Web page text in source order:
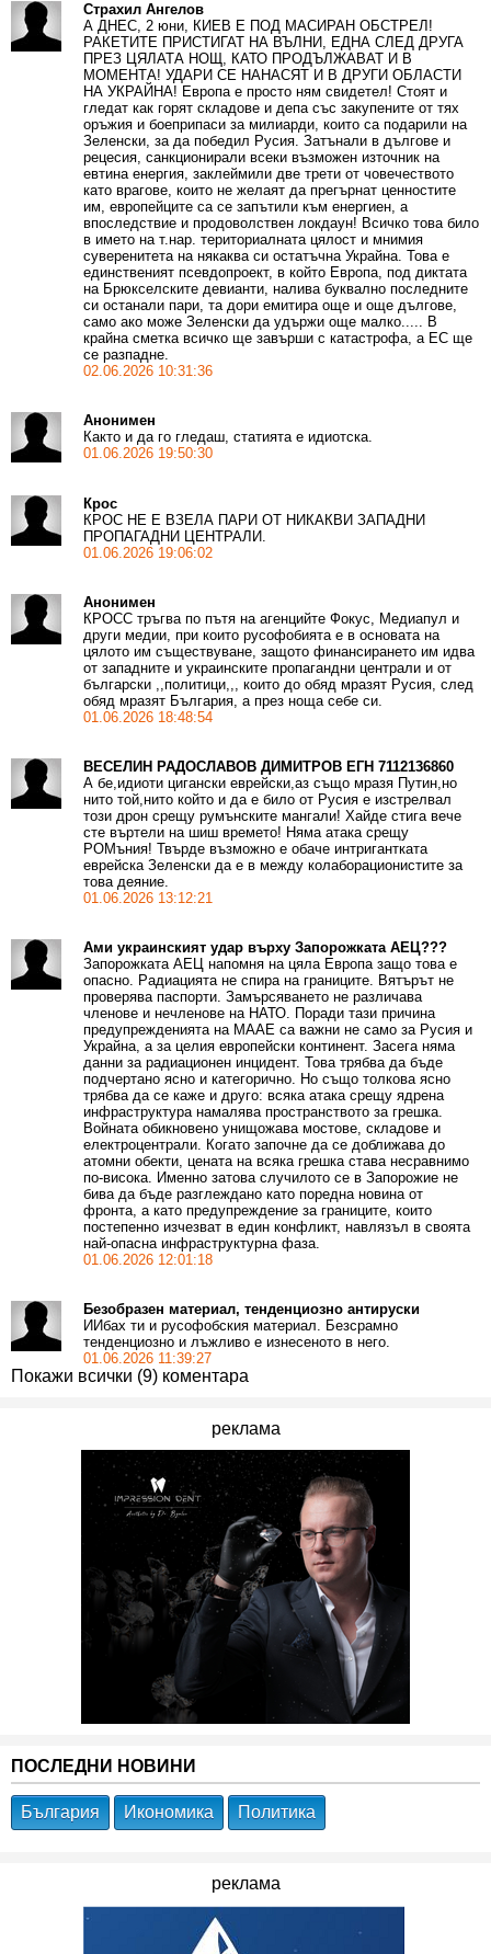
Страхил Ангелов
А ДНЕС, 2 юни, КИЕВ Е ПОД МАСИРАН ОБСТРЕЛ!
РАКЕТИТЕ ПРИСТИГАТ НА ВЪЛНИ, ЕДНА СЛЕД ДРУГА
ПРЕЗ ЦЯЛАТА НОЩ, КАТО ПРОДЪЛЖАВАТ И В
МОМЕНТА! УДАРИ СЕ НАНАСЯТ И В ДРУГИ ОБЛАСТИ
НА УКРАЙНА! Европа е просто ням свидетел! Стоят и
гледат как горят складове и депа със закупените от тях
оръжия и боеприпаси за милиарди, които са подарили на
Зеленски, за да победил Русия. Затънали в дългове и
рецесия, санкционирали всеки възможен източник на
евтина енергия, заклеймили две трети от човечеството
като врагове, които не желаят да прегърнат ценностите
им, европейците са се запътили към енергиен, а
впоследствие и продоволствен локдаун! Всичко това било
в името на т.нар. териториалната цялост и мнимия
суверенитета на някаква си остатъчна Украйна. Това е
единственият псевдопроект, в който Европа, под диктата
на Брюкселските девианти, налива буквално последните
си останали пари, та дори емитира още и още дългове,
само ако може Зеленски да удържи още малко..... В
крайна сметка всичко ще завърши с катастрофа, а ЕС ще
се разпадне.
02.06.2026 10:31:36
Анонимен
Както и да го гледаш, статията е идиотска.
01.06.2026 19:50:30
Крос
КРОС НЕ Е ВЗЕЛА ПАРИ ОТ НИКАКВИ ЗАПАДНИ
ПРОПАГАДНИ ЦЕНТРАЛИ.
01.06.2026 19:06:02
Анонимен
КРОСС тръгва по пътя на агенцийте Фокус, Медиапул и
други медии, при които русофобията е в основата на
цялото им съществуване, защото финансирането им идва
от западните и украинските пропагандни централи и от
български ,,политици,,, които до обяд мразят Русия, след
обяд мразят България, а през ноща себе си.
01.06.2026 18:48:54
ВЕСЕЛИН РАДОСЛАВОВ ДИМИТРОВ ЕГН 7112136860
А бе,идиоти цигански еврейски,аз също мразя Путин,но
нито той,нито който и да е било от Русия е изстрелвал
този дрон срещу румънските мангали! Хайде стига вече
сте въртели на шиш времето! Няма атака срещу
РОМъния! Твърде възможно е обаче интригантката
еврейска Зеленски да е в между колаборационистите за
това деяние.
01.06.2026 13:12:21
Ами украинският удар върху Запорожката АЕЦ???
Запорожката АЕЦ напомня на цяла Европа защо това е
опасно. Радиацията не спира на границите. Вятърът не
проверява паспорти. Замърсяването не различава
членове и нечленове на НАТО. Поради тази причина
предупрежденията на МААЕ са важни не само за Русия и
Украйна, а за целия европейски континент. Засега няма
данни за радиационен инцидент. Това трябва да бъде
подчертано ясно и категорично. Но също толкова ясно
трябва да се каже и друго: всяка атака срещу ядрена
инфраструктура намалява пространството за грешка.
Войната обикновено унищожава мостове, складове и
електроцентрали. Когато започне да се доближава до
атомни обекти, цената на всяка грешка става несравнимо
по-висока. Именно затова случилото се в Запорожие не
бива да бъде разглеждано като поредна новина от
фронта, а като предупреждение за границите, които
постепенно изчезват в един конфликт, навлязъл в своята
най-опасна инфраструктурна фаза.
01.06.2026 12:01:18
Безобразен материал, тенденциозно антируски
ИИбах ти и русофобския материал. Безсрамно
тенденциозно и лъжливо е изнесеното в него.
01.06.2026 11:39:27
Покажи всички (9) коментара
реклама
ПОСЛЕДНИ НОВИНИ
България Икономика Политика
реклама